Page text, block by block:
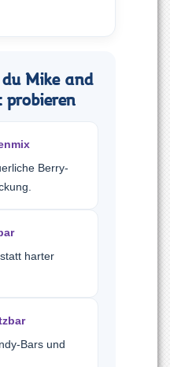
Mike and
Berry-
harter
Bars und